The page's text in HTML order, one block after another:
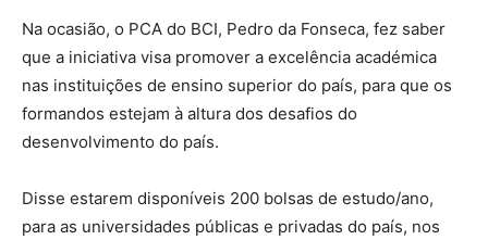
Na ocasião, o PCA do BCI, Pedro da Fonseca, fez saber
que a iniciativa visa promover a excelência académica
nas instituições de ensino superior do país, para que os
formandos estejam à altura dos desafios do
desenvolvimento do país.
Disse estarem disponíveis 200 bolsas de estudo/ano,
para as universidades públicas e privadas do país, nos